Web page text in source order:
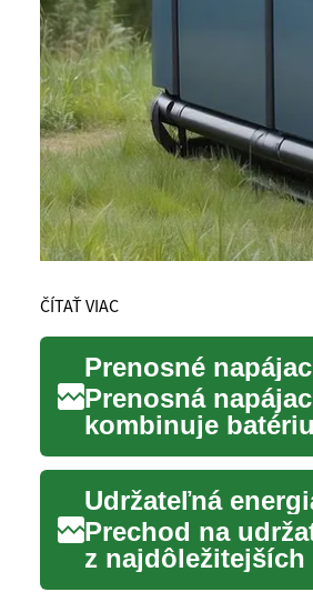
ČÍTAŤ VIAC
Prenosné
Prenosná
kombinuje
spotrebiče v
Udržateľná
Prechod na
z
rastúco...